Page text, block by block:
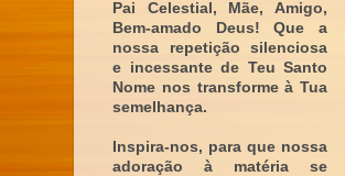
Pai Celestial, Mãe, Amigo,
Bem-amado Deus! Que a
nossa repetição silenciosa
e incessante de Teu Santo
Nome nos transforme à Tua
semelhança.
Inspira-nos, para que nossa
adoração à matéria se